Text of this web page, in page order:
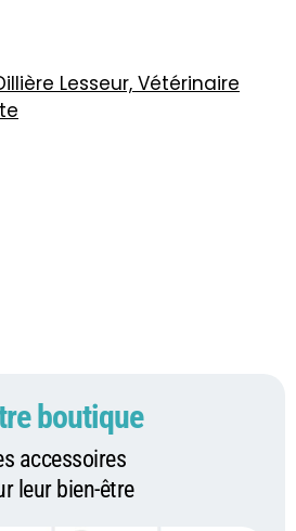
Lesseur, Vétérinaire
boutique
accessoires
leur bien-être